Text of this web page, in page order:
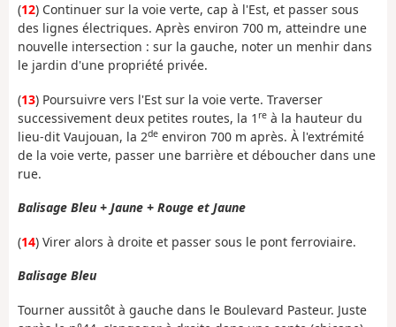
(12) Continuer sur la voie verte, cap à l'Est, et passer sous
des lignes électriques. Après environ 700 m, atteindre une
nouvelle intersection : sur la gauche, noter un menhir dans
le jardin d'une propriété privée.
(13) Poursuivre vers l'Est sur la voie verte. Traverser
successivement deux petites routes, la 1 re à la hauteur du
lieu-dit Vaujouan, la 2de environ 700 m après. À l'extrémité
de la voie verte, passer une barrière et déboucher dans une
rue.
Balisage Bleu + Jaune + Rouge et Jaune
(14) Virer alors à droite et passer sous le pont ferroviaire.
Balisage Bleu
Tourner aussitôt à gauche dans le Boulevard Pasteur. Juste